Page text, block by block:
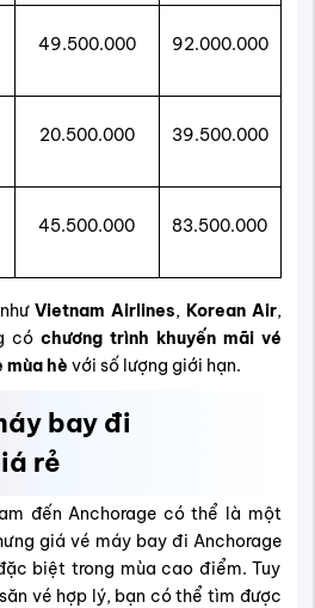
49.500.000 92.000.000
20.500.000 39.500.000
45.500.000 83.500.000
Vietnam Airlines, Korean Air,
có chương trình khuyến mãi vé
mùa hè với số lượng giới hạn.
bay đi
rẻ
đến Anchorage có thể là một
giá vé máy bay đi Anchorage
biệt trong mùa cao điểm. Tuy
vé hợp lý, bạn có thể tìm được